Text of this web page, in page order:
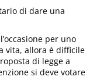
di dare una
per uno
vita, allora è difficile
di legge a
si deve votare